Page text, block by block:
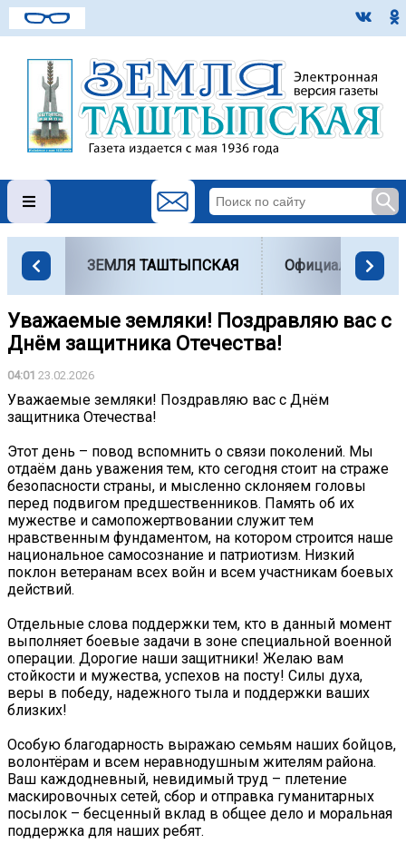
ЗЕМЛЯ ТАШТЫПСКАЯ Официально
Уважаемые земляки! Поздравляю вас с
Днём защитника Отечества!
04:01 23.02.2026
Уважаемые земляки! Поздравляю вас с Днём
защитника Отечества!
Этот день – повод вспомнить о связи поколений. Мы
отдаём дань уважения тем, кто сегодня стоит на страже
безопасности страны, и мысленно склоняем головы
перед подвигом предшественников. Память об их
мужестве и самопожертвовании служит тем
нравственным фундаментом, на котором строится наше
национальное самосознание и патриотизм. Низкий
поклон ветеранам всех войн и всем участникам боевых
действий.
Отдельные слова поддержки тем, кто в данный момент
выполняет боевые задачи в зоне специальной военной
операции. Дорогие наши защитники! Желаю вам
стойкости и мужества, успехов на посту! Силы духа,
веры в победу, надежного тыла и поддержки ваших
близких!
Особую благодарность выражаю семьям наших бойцов,
волонтёрам и всем неравнодушным жителям района.
Ваш каждодневный, невидимый труд – плетение
маскировочных сетей, сбор и отправка гуманитарных
посылок – бесценный вклад в общее дело и моральная
поддержка для наших ребят.